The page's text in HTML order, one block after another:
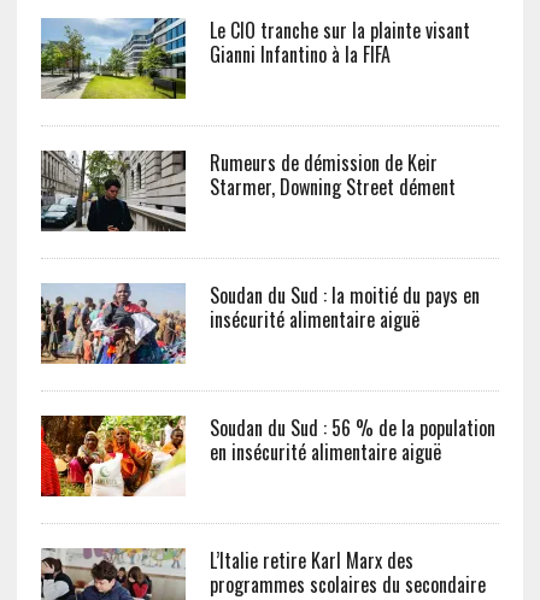
Le CIO tranche sur la plainte visant
Gianni Infantino à la FIFA
Rumeurs de démission de Keir
Starmer, Downing Street dément
Soudan du Sud : la moitié du pays en
insécurité alimentaire aiguë
Soudan du Sud : 56 % de la population
en insécurité alimentaire aiguë
L’Italie retire Karl Marx des
programmes scolaires du secondaire